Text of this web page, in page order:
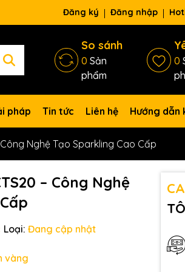
Đăng ký Đăng nhập
So sánh
0 Sản
phẩm
0
pháp Tin tức Liên hệ Hướng dẫn
Nghệ Tạo Sparkling Cao Cấp
– Công Nghệ
Loại: Đang cập nhật
vàng